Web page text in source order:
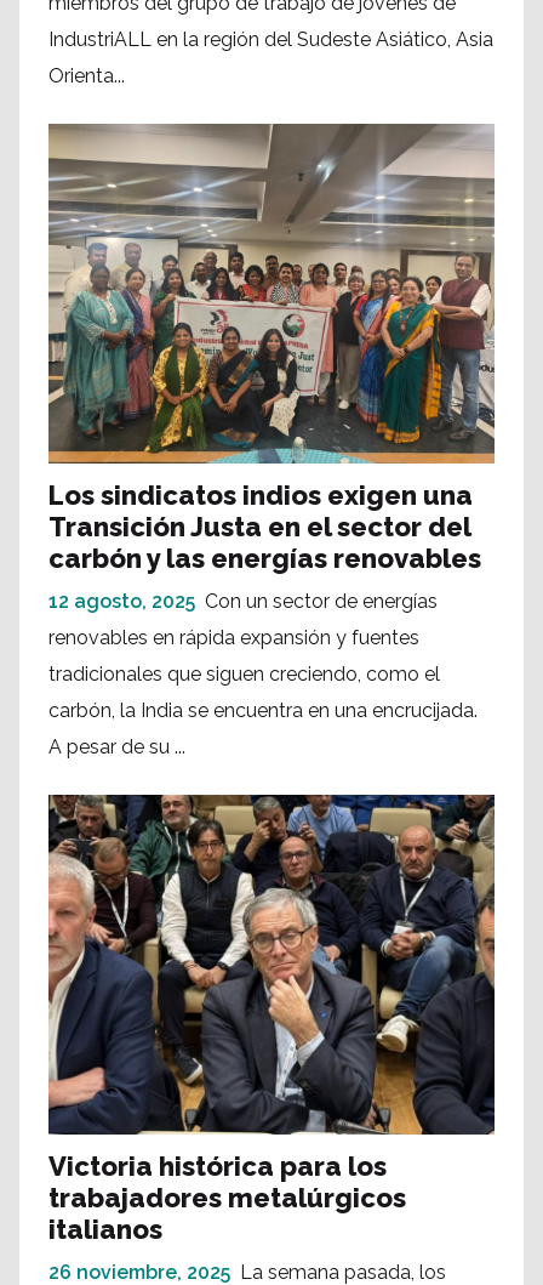
IndustriALL en la región del Sudeste Asiático, Asia
Orienta...
Los sindicatos indios exigen una
Transición Justa en el sector del
carbón y las energías renovables
12 agosto, 2025 Con un sector de energías
renovables en rápida expansión y fuentes
tradicionales que siguen creciendo, como el
carbón, la India se encuentra en una encrucijada.
A pesar de su ...
Victoria histórica para los
trabajadores metalúrgicos
italianos
26 noviembre, 2025 La semana pasada, los